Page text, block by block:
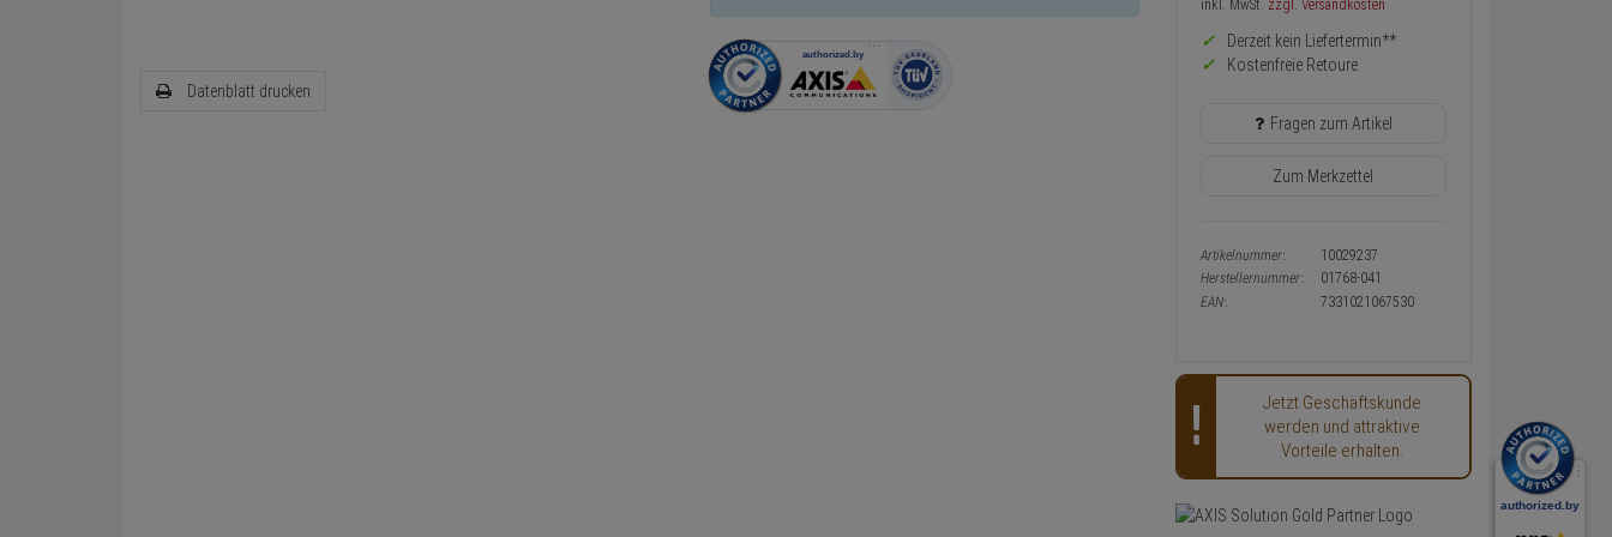
Datenblatt drucken
Preis,
und
Warenkorb-
inkl. MwSt. zzgl. Versandkosten
Derzeit kein Liefertermin**
Kostenfreie Retoure
Fragen zum Artikel
Zum Merkzettel
Artikelnummer:
10029237
Herstellernummer:
01768-041
EAN:
7331021067530
Jetzt Geschäftskunde
werden und attraktive
Vorteile erhalten.